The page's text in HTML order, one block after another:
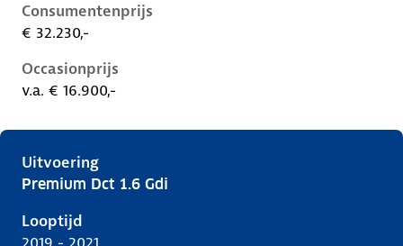
Consumentenprijs
€ 32.230,-
Occasionprijs
v.a. € 16.900,-
Uitvoering
Hyundai Kona i, 1.6 gdi, 104 kW, Hybride (Benzine),
Premium Dct 1.6 Gdi
Looptijd